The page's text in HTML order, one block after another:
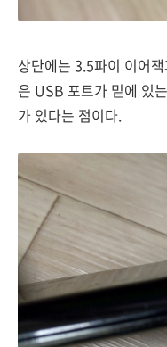
상단에는 3.5파이 이어
은 USB 포트가 밑에 있
가 있다는 점이다.